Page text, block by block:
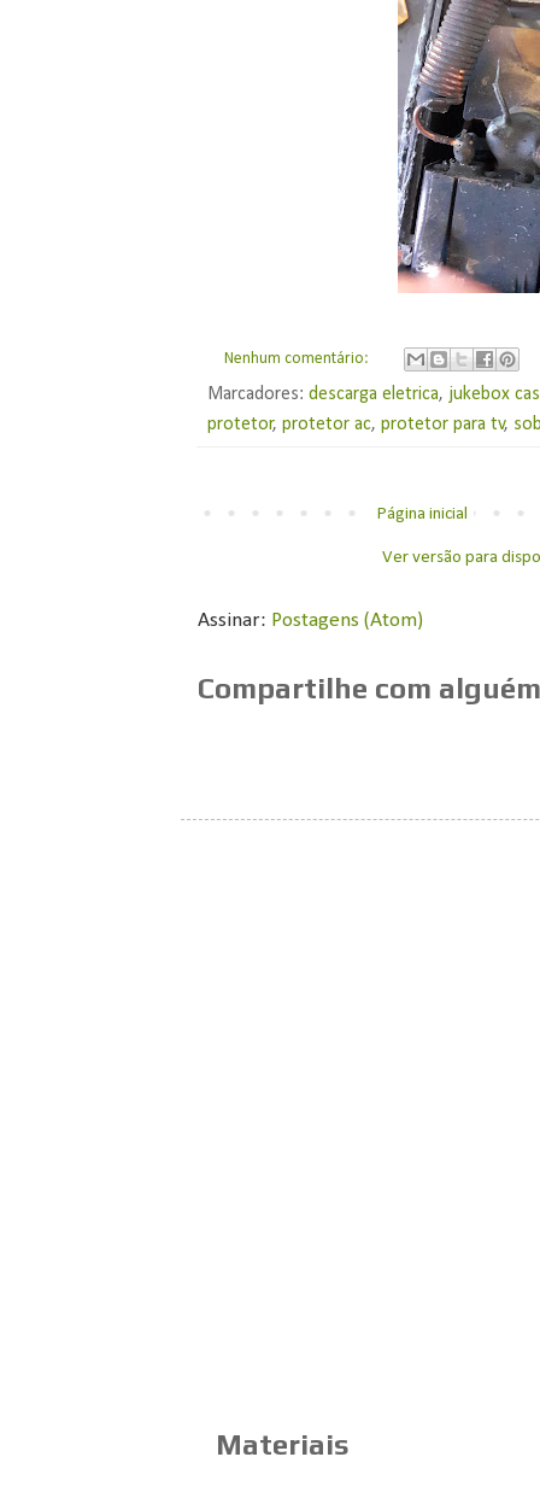
Nenhum comentário:
Marcadores:descarga eletrica, jukebox
protetor,protetor ac,protetor para tv,
Página inicial
Ver versão para
Assinar: Postagens (Atom)
Compartilhe com
Materiais